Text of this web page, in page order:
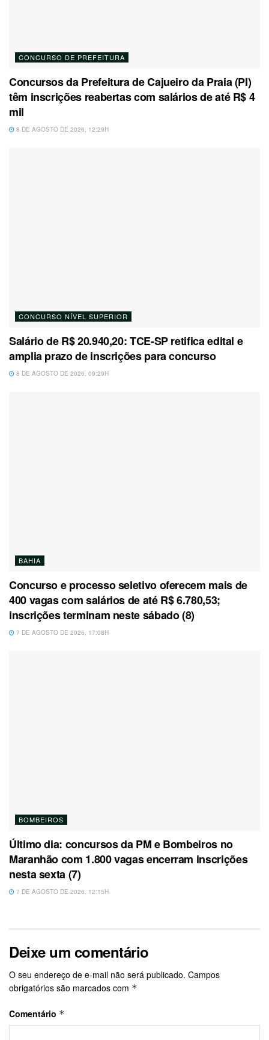
CONCURSO DE PREFEITURA
Concursos da Prefeitura de Cajueiro da Praia (PI)
têm inscrições reabertas com salários de até R$ 4
mil
8 DE AGOSTO DE 2026, 12:29H
CONCURSO NÍVEL SUPERIOR
Salário de R$ 20.940,20: TCE-SP retifica edital e
amplia prazo de inscrições para concurso
8 DE AGOSTO DE 2026, 09:29H
BAHIA
Concurso e processo seletivo oferecem mais de
400 vagas com salários de até R$ 6.780,53;
inscrições terminam neste sábado (8)
7 DE AGOSTO DE 2026, 17:08H
BOMBEIROS
Último dia: concursos da PM e Bombeiros no
Maranhão com 1.800 vagas encerram inscrições
nesta sexta (7)
7 DE AGOSTO DE 2026, 12:15H
Deixe um comentário
O seu endereço de e-mail não será publicado. Campos
obrigatórios são marcados com *
Comentário *